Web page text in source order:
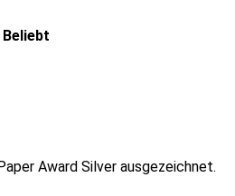
Beliebt
Award Silver ausgezeichnet.